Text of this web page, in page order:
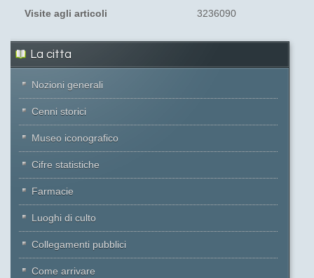
Visite agli articoli 3236090
La citta
Nozioni generali
Cenni storici
Museo iconografico
Cifre statistiche
Farmacie
Luoghi di culto
Collegamenti pubblici
Come arrivare